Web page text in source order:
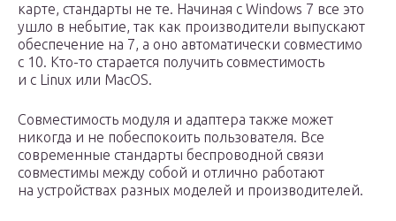
карте, стандарты не те. Начиная с Windows 7 все это
ушло в небытие, так как производители выпускают
обеспечение на 7, а оно автоматически совместимо
с 10. Кто-то старается получить совместимость
и c Linux или MacOS.
Совместимость модуля и адаптера также может
никогда и не побеспокоить пользователя. Все
современные стандарты беспроводной связи
совместимы между собой и отлично работают
на устройствах разных моделей и производителей.